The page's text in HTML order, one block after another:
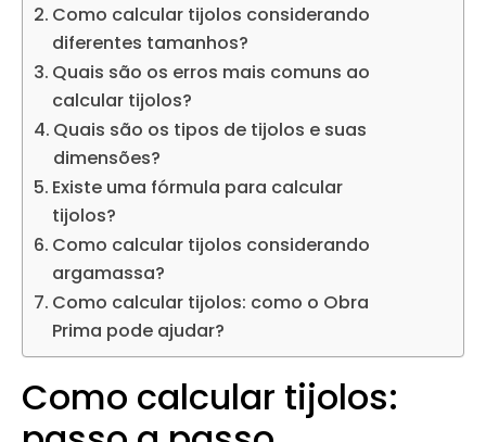
Como calcular tijolos considerando
diferentes tamanhos?
Quais são os erros mais comuns ao
calcular tijolos?
Quais são os tipos de tijolos e suas
dimensões?
Existe uma fórmula para calcular
tijolos?
Como calcular tijolos considerando
argamassa?
Como calcular tijolos: como o Obra
Prima pode ajudar?
Como calcular tijolos: